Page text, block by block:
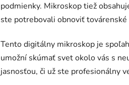
podmienky. Mikroskop tiež
ste potrebovali obnoviť továrenské
Tento digitálny mikroskop je
umožní skúmať svet okolo vás s
jasnosťou, či už ste profesionálny